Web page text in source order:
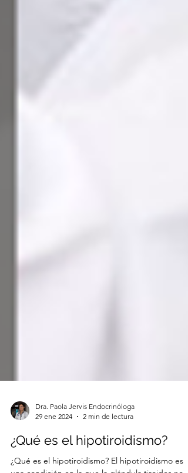
Dra. Paola Jervis Endocrinóloga
29 ene 2024
2 min de lectura